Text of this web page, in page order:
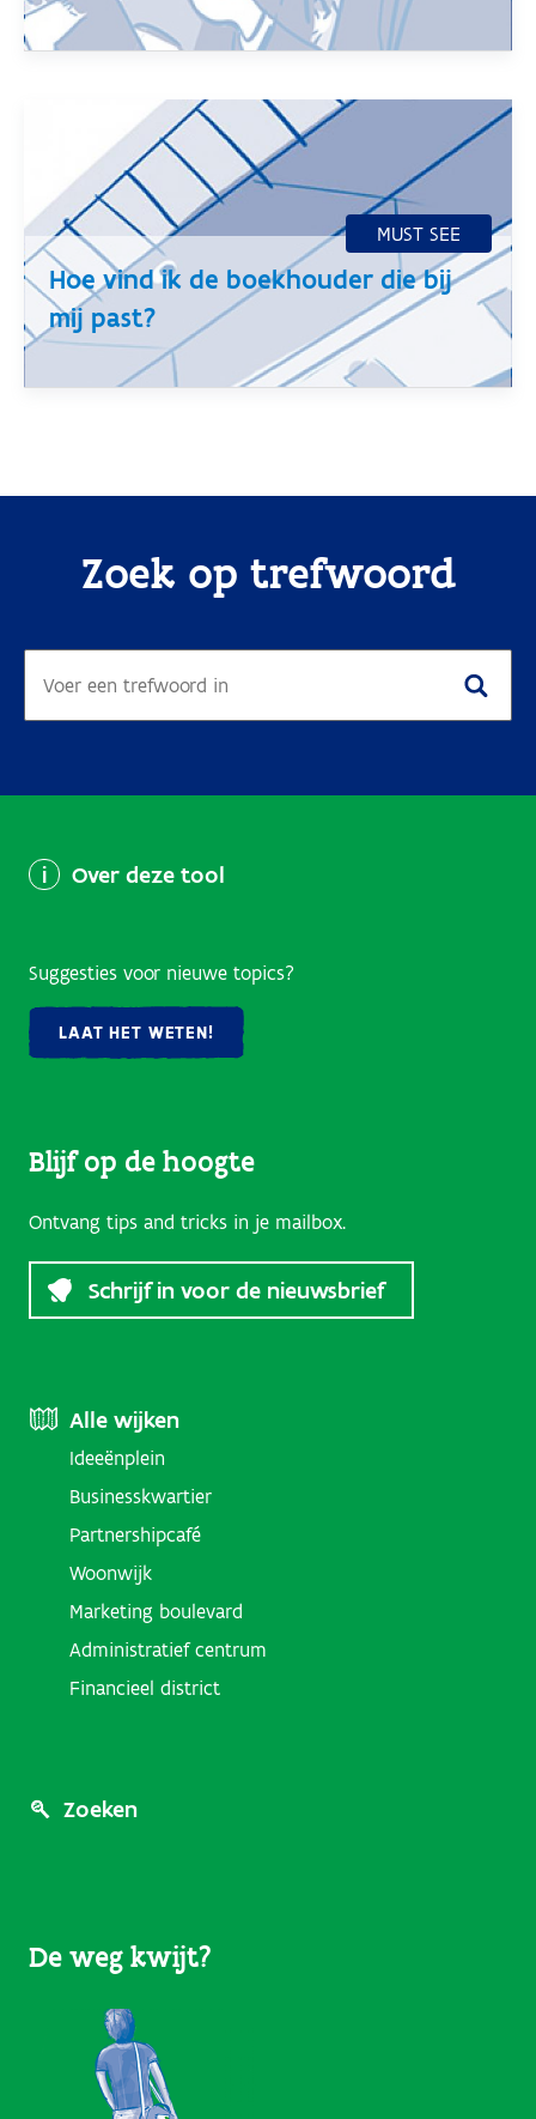
Hoe vind ik de boekhouder die bij
mij past?
Zoek op trefwoord
Over deze tool
Suggesties voor nieuwe topics?
LAAT HET WETEN!
Blijf op de hoogte
Ontvang tips and tricks in je mailbox.
Schrijf in voor de nieuwsbrief
Footer
Menu
(Districts)
Alle wijken
Ideeënplein
Businesskwartier
Partnershipcafé
Woonwijk
Marketing boulevard
Administratief centrum
Financieel district
Footer
Links)
Zoeken
De weg kwijt?